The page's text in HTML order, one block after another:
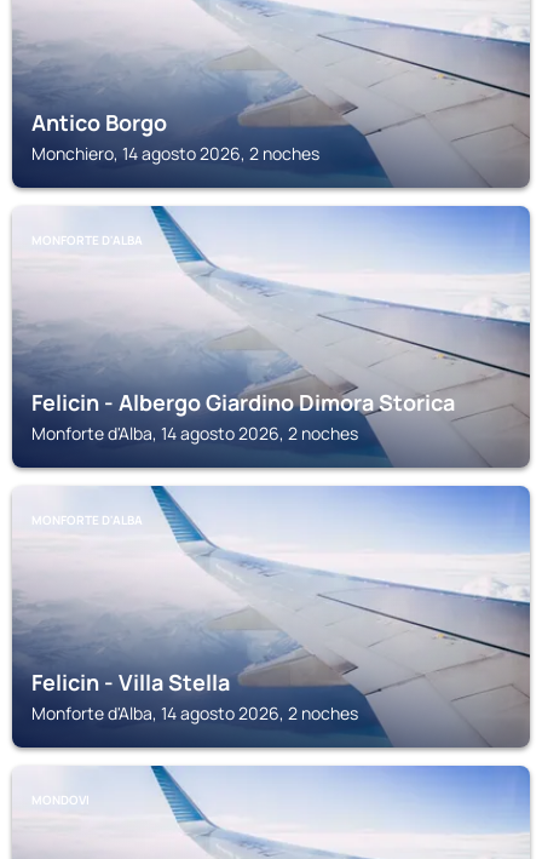
Antico Borgo
Monchiero, 14 agosto 2026, 2 noches
MONFORTE D'ALBA
Felicin - Albergo Giardino Dimora Storica
Monforte d'Alba, 14 agosto 2026, 2 noches
MONFORTE D'ALBA
Felicin - Villa Stella
Monforte d'Alba, 14 agosto 2026, 2 noches
MONDOVI